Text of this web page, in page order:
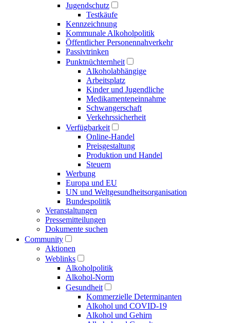
Jugendschutz
Testkäufe
Kennzeichnung
Kommunale Alkoholpolitik
Öffentlicher Personen­nahverkehr
Passivtrinken
Punkt­nüchternheit
Alkohol­abhängige
Arbeitsplatz
Kinder und Jugendliche
Medikamenten­einnahme
Schwangerschaft
Verkehrs­sicherheit
Verfügbarkeit
Online-Handel
Preisgestaltung
Produktion und Handel
Steuern
Werbung
Europa und EU
UN und Welt­gesundheits­organisation
Bundespolitik
Veranstaltungen
Presse­mitteilungen
Dokumente suchen
Community
Aktionen
Weblinks
Alkoholpolitik
Alkohol-Norm
Gesundheit
Kommerzielle Determinanten
Alkohol und COVID-19
Alkohol und Gehirn